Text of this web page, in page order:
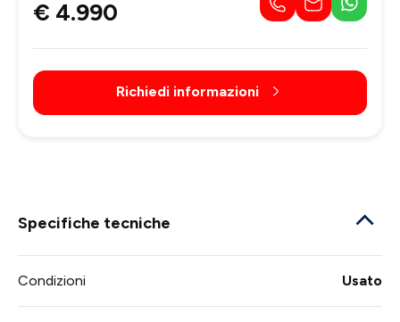
€ 4.990
Richiedi informazioni
Specifiche tecniche
Condizioni Usato